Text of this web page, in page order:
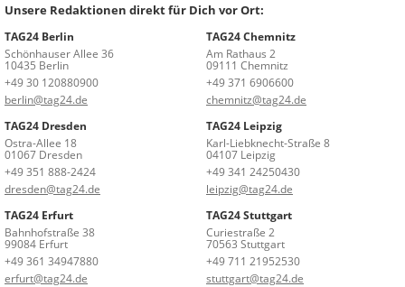
Unsere Redaktionen direkt für Dich vor Ort:
TAG24 Berlin
Schönhauser Allee 36
10435 Berlin
+49 30 120880900
berlin@tag24.de
TAG24 Chemnitz
Am Rathaus 2
09111 Chemnitz
+49 371 6906600
chemnitz@tag24.de
TAG24 Dresden
Ostra-Allee 18
01067 Dresden
+49 351 888-2424
dresden@tag24.de
TAG24 Leipzig
Karl-Liebknecht-Straße 8
04107 Leipzig
+49 341 24250430
leipzig@tag24.de
TAG24 Erfurt
Bahnhofstraße 38
99084 Erfurt
+49 361 34947880
erfurt@tag24.de
TAG24 Stuttgart
Curiestraße 2
70563 Stuttgart
+49 711 21952530
stuttgart@tag24.de